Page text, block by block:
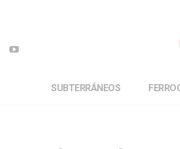
SUBTERRÁNEOS